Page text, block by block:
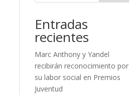
Entradas
recientes
Marc Anthony y Yandel
recibirán reconocimiento por
su labor social en Premios
Juventud